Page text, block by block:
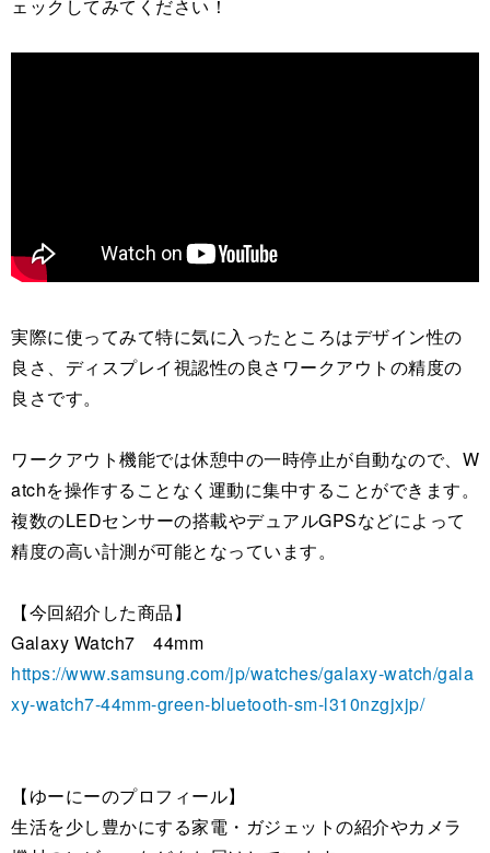
ェックしてみてください！
実際に使ってみて特に気に入ったところはデザイン性の
良さ、ディスプレイ視認性の良さワークアウトの精度の
良さです。
ワークアウト機能では休憩中の一時停止が自動なので、W
atchを操作することなく運動に集中することができます。
複数のLEDセンサーの搭載やデュアルGPSなどによって
精度の高い計測が可能となっています。
【今回紹介した商品】
Galaxy Watch7 44mm
https://www.samsung.com/jp/watches/galaxy-watch/gala
xy-watch7-44mm-green-bluetooth-sm-l310nzgjxjp/
【ゆーにーのプロフィール】
生活を少し豊かにする家電・ガジェットの紹介やカメラ